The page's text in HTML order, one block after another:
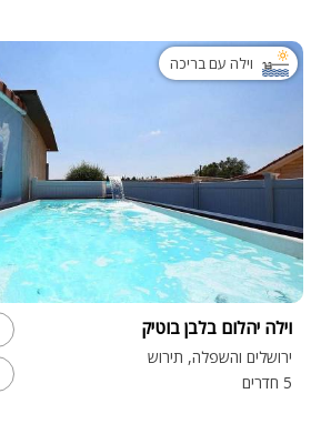
וילה עם בריכה
וילה יהלום בלבן בוטיק
ירושלים והשפלה, תירוש
5 חדרים